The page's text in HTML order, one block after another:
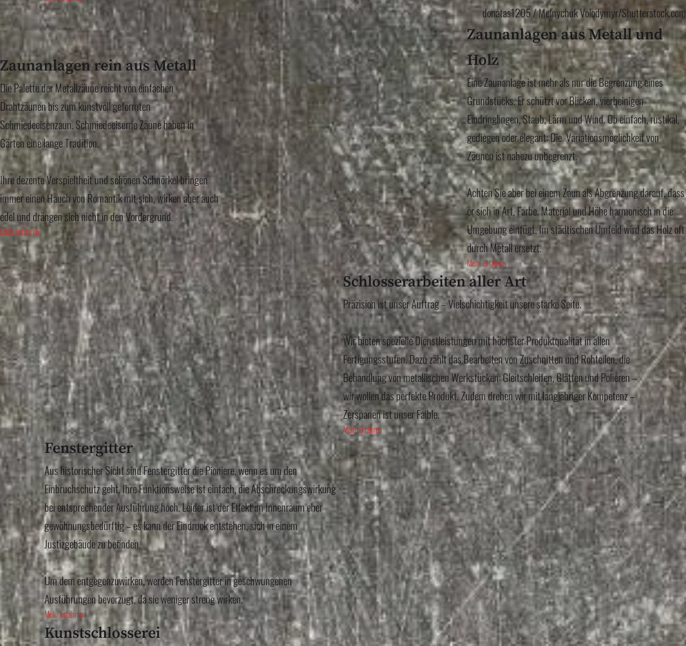
donatas1205 / Melnychuk Volodymyr/Shutterstock.com
Zaunanlagen rein aus Metall
Die Palette der Metallzäune reicht von einfachen
Drahtzäunen bis zum kunstvoll geformten
Schmiedeeisenzaun. Schmiedeeiserne Zäune haben in
Gärten eine lange Tradition.
Ihre dezente Verspieltheit und schönen Schnörkel bringen
immer einen Hauch von Romantik mit sich, wirken aber auch
edel und drängen sich nicht in den Vordergrund.
Mehr erfahren
Zaunanlagen aus Metall und
Holz
Eine Zaunanlage ist mehr als nur die Begrenzung eines
Grundstücks. Er schützt vor Blicken, vierbeinigen
Eindringlingen, Staub, Lärm und Wind. Ob einfach, rustikal,
gediegen oder elegant: Die Variationsmöglichkeit von
Zäunen ist nahezu unbegrenzt.
Achten Sie aber bei einem Zaun als Abgrenzung darauf, dass
er sich in Art, Farbe, Material und Höhe harmonisch in die
Umgebung einfügt. Im städtischen Umfeld wird das Holz oft
durch Metall ersetzt.
Mehr erfahren
Schlosserarbeiten aller Art
Präzision ist unser Auftrag – Vielschichtigkeit unsere starke Seite.
Wir bieten spezielle Dienstleistungen mit höchster Produktqualität in allen
Fertigungsstufen. Dazu zählt das Bearbeiten von Zuschnitten und Rohteilen, die
Behandlung von metallischen Werkstücken: Gleitschleifen, Glätten und Polieren –
wir wollen das perfekte Produkt. Zudem drehen wir mit langjähriger Kompetenz –
Zerspanen ist unser Faible.
Mehr erfahren
Fenstergitter
Aus historischer Sicht sind Fenstergitter die Pioniere, wenn es um den
Einbruchschutz geht. Ihre Funktionsweise ist einfach, die Abschreckungswirkung
bei entsprechender Ausführung hoch. Leider ist der Effekt im Innenraum eher
gewöhnungsbedürftig – es kann der Eindruck entstehen, sich in einem
Justizgebäude zu befinden.
Um dem entgegenzuwirken, werden Fenstergitter in geschwungenen
Ausführungen bevorzugt, da sie weniger streng wirken.
Mehr erfahren
Kunstschlosserei